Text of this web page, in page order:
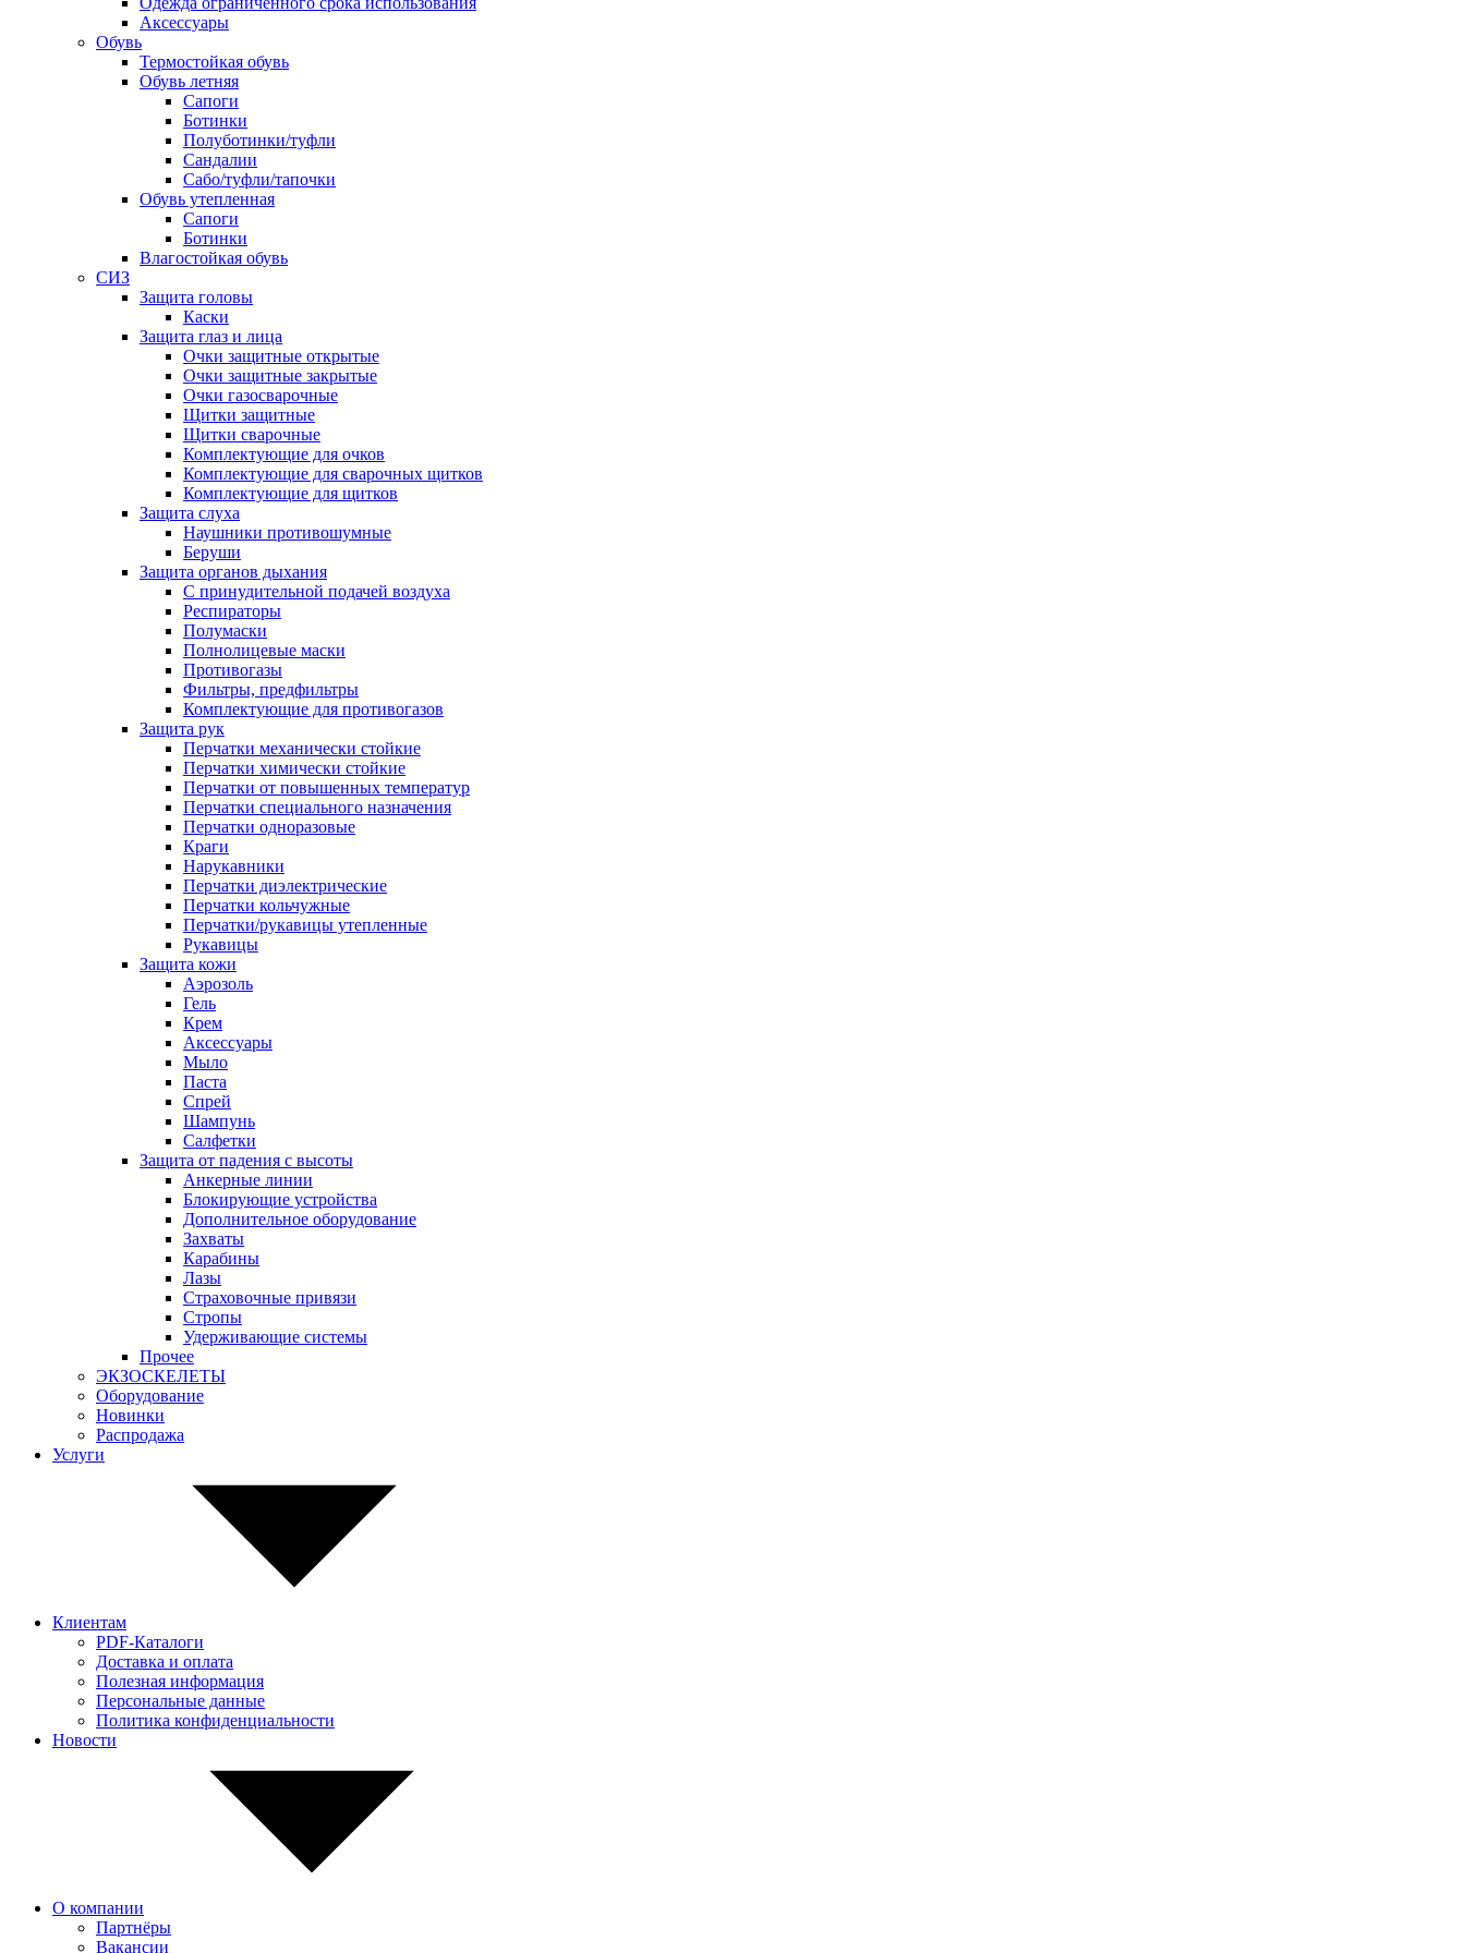
Аксессуары
Обувь
Термостойкая обувь
Обувь летняя
Сапоги
Ботинки
Полуботинки/туфли
Сандалии
Сабо/туфли/тапочки
Обувь утепленная
Сапоги
Ботинки
Влагостойкая обувь
СИЗ
Защита головы
Каски
Защита глаз и лица
Очки защитные открытые
Очки защитные закрытые
Очки газосварочные
Щитки защитные
Щитки сварочные
Комплектующие для очков
Комплектующие для сварочных щитков
Комплектующие для щитков
Защита слуха
Наушники противошумные
Беруши
Защита органов дыхания
С принудительной подачей воздуха
Респираторы
Полумаски
Полнолицевые маски
Противогазы
Фильтры, предфильтры
Комплектующие для противогазов
Защита рук
Перчатки механически стойкие
Перчатки химически стойкие
Перчатки от повышенных температур
Перчатки специального назначения
Перчатки одноразовые
Краги
Нарукавники
Перчатки диэлектрические
Перчатки кольчужные
Перчатки/рукавицы утепленные
Рукавицы
Защита кожи
Аэрозоль
Гель
Крем
Аксессуары
Мыло
Паста
Спрей
Шампунь
Салфетки
Защита от падения с высоты
Анкерные линии
Блокирующие устройства
Дополнительное оборудование
Захваты
Карабины
Лазы
Страховочные привязи
Стропы
Удерживающие системы
Прочее
ЭКЗОСКЕЛЕТЫ
Оборудование
Новинки
Распродажа
Услуги
Клиентам
PDF-Каталоги
Доставка и оплата
Полезная информация
Персональные данные
Политика конфиденциальности
Новости
О компании
Партнёры
Вакансии